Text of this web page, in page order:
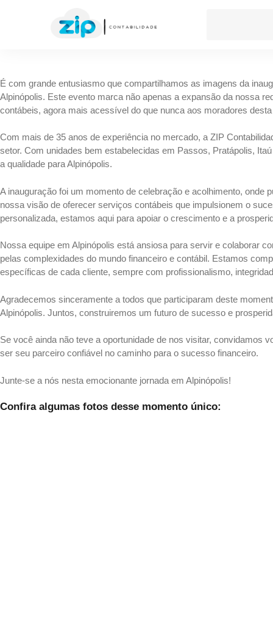
É com grande entusiasmo que compartilhamos as imagens da
Alpinópolis. Este evento marca não apenas a expansão da nossa
contábeis, agora mais acessível do que nunca aos moradores
Com mais de 35 anos de experiência no mercado, a ZIP
setor. Com unidades bem estabelecidas em Passos, Pratápolis,
a qualidade para Alpinópolis.
A inauguração foi um momento de celebração e acolhimento,
nossa visão de oferecer serviços contábeis que impulsionem o
personalizada, estamos aqui para apoiar o crescimento e a
Nossa equipe em Alpinópolis está ansiosa para servir e colaborar
pelas complexidades do mundo financeiro e contábil. Estamos
específicas de cada cliente, sempre com profissionalismo,
Agradecemos sinceramente a todos que participaram deste
Alpinópolis. Juntos, construiremos um futuro de sucesso e
Se você ainda não teve a oportunidade de nos visitar, convidamos
ser seu parceiro confiável no caminho para o sucesso financeiro.
Junte-se a nós nesta emocionante jornada em Alpinópolis!
Confira algumas fotos desse momento único: